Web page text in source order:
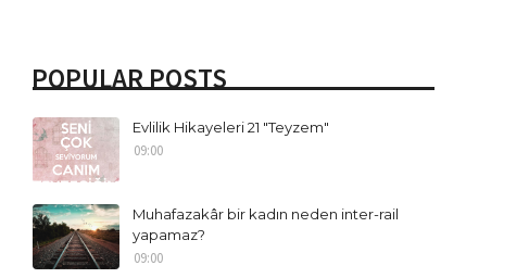
POPULAR POSTS
Evlilik Hikayeleri 21 "Teyzem"
09:00
Muhafazakâr bir kadın neden inter-rail
yapamaz?
09:00